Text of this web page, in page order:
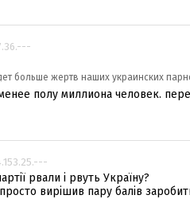
больше жертв наших украинских
полу миллиона человек.
рвали і рвуть Україну?
вирішив пару балів